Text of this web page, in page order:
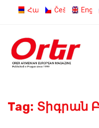
ՀայերենČeština
Tag: Տիգրան